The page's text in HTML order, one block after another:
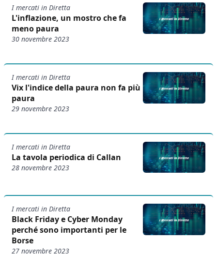
I mercati in Diretta
L'inflazione, un mostro che fa
meno paura
30 novembre 2023
I mercati in Diretta
Vix l'indice della paura non fa più
paura
29 novembre 2023
I mercati in Diretta
La tavola periodica di Callan
28 novembre 2023
I mercati in Diretta
Black Friday e Cyber Monday
perché sono importanti per le
Borse
27 novembre 2023